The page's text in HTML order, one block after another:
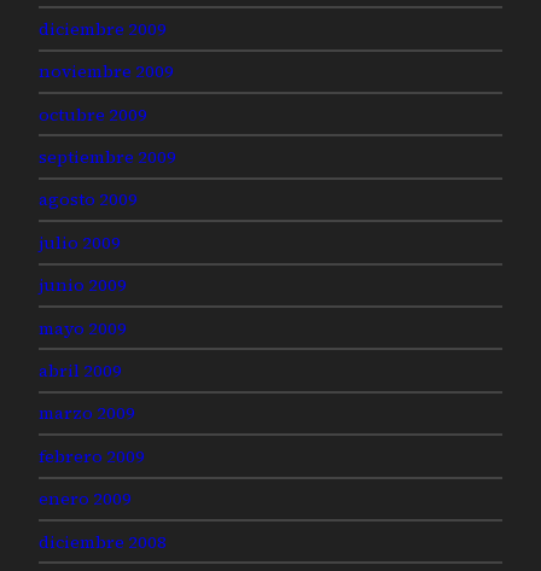
diciembre 2009
noviembre 2009
octubre 2009
septiembre 2009
agosto 2009
julio 2009
junio 2009
mayo 2009
abril 2009
marzo 2009
febrero 2009
enero 2009
diciembre 2008